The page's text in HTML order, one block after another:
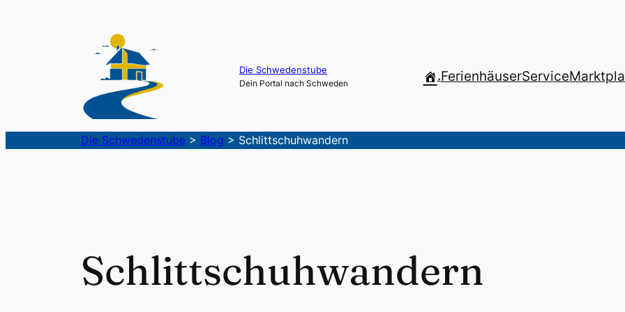
Die Schwedenstube
Dein Portal nach Schweden .FerienhäuserService
Die Schwedenstube> Blog > Schlittschuhwandern
Schlittschuhwandern